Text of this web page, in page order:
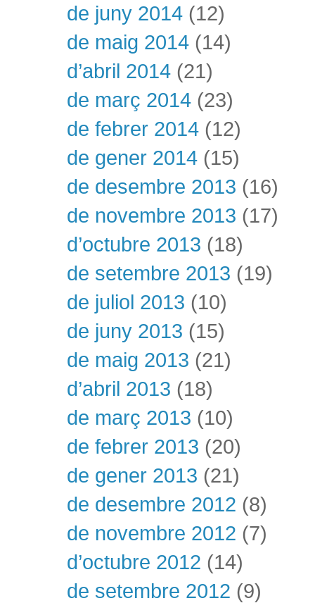
de juny 2014 (12)
de maig 2014 (14)
d’abril 2014 (21)
de març 2014 (23)
de febrer 2014 (12)
de gener 2014 (15)
de desembre 2013 (16)
de novembre 2013 (17)
d’octubre 2013 (18)
de setembre 2013 (19)
de juliol 2013 (10)
de juny 2013 (15)
de maig 2013 (21)
d’abril 2013 (18)
de març 2013 (10)
de febrer 2013 (20)
de gener 2013 (21)
de desembre 2012 (8)
de novembre 2012 (7)
d’octubre 2012 (14)
de setembre 2012 (9)